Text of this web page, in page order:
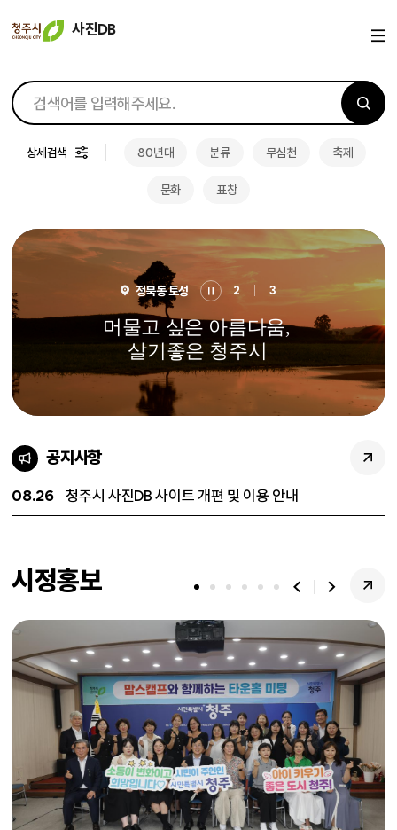
사진DB
상세검색 80년대 분류 무심천 축제
문화 표창
정북동 토성 2 3
공지사항
08.26 청주시 사진DB 사이트 개편 및 이용 안내
시정홍보